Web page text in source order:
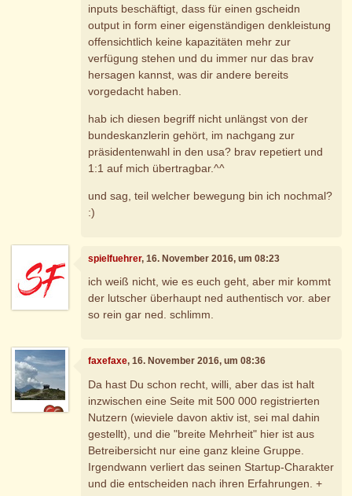
inputs beschäftigt, dass für einen gscheidn
output in form einer eigenständigen denkleistung
offensichtlich keine kapazitäten mehr zur
verfügung stehen und du immer nur das brav
hersagen kannst, was dir andere bereits
vorgedacht haben.
hab ich diesen begriff nicht unlängst von der
bundeskanzlerin gehört, im nachgang zur
präsidentenwahl in den usa? brav repetiert und
1:1 auf mich übertragbar.^^
und sag, teil welcher bewegung bin ich nochmal?
:)
spielfuehrer, 16. November 2016, um 08:23
ich weiß nicht, wie es euch geht, aber mir kommt
der lutscher überhaupt ned authentisch vor. aber
so rein gar ned. schlimm.
faxefaxe, 16. November 2016, um 08:36
Da hast Du schon recht, willi, aber das ist halt
inzwischen eine Seite mit 500 000 registrierten
Nutzern (wieviele davon aktiv ist, sei mal dahin
gestellt), und die "breite Mehrheit" hier ist aus
Betreibersicht nur eine ganz kleine Gruppe.
Irgendwann verliert das seinen Startup-Charakter
und die entscheiden nach ihren Erfahrungen. +